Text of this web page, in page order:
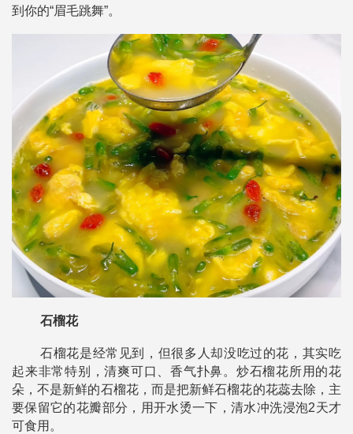
到你的“眉毛跳舞”。
石榴花
石榴花是经常见到，但很多人却没吃过的花，其实吃
起来非常特别，清爽可口、香气扑鼻。炒石榴花所用的花
朵，不是新鲜的石榴花，而是把新鲜石榴花的花蕊去除，主
要保留它的花瓣部分，用开水烫一下，清水冲洗浸泡2天才
可食用。